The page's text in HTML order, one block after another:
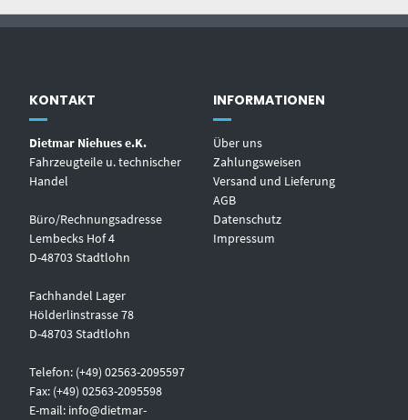
KONTAKT
Dietmar Niehues e.K.
Fahrzeugteile u. technischer
Handel
Büro/Rechnungsadresse
Lembecks Hof 4
D-48703 Stadtlohn
Fachhandel Lager
Hölderlinstrasse 78
D-48703 Stadtlohn
Telefon: (+49) 02563-2095597
Fax: (+49) 02563-2095598
E-mail: info@dietmar-
INFORMATIONEN
Über uns
Zahlungsweisen
Versand und Lieferung
AGB
Datenschutz
Impressum